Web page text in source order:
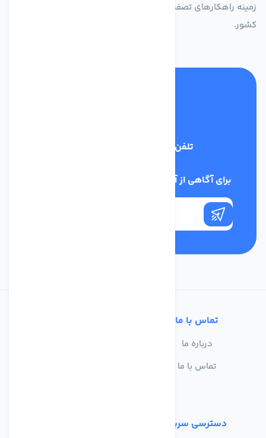
زمینه راهکارهای تصفیه آب و ایفای نقشی کلیدی در حفظ منابع آبی
کشور.
تلفن پشتیبانی
برای آگاهی از آخرین اخبار در خبرنامه ما عضو شوید
تماس با ما
درباره ما
تماس با ما
دسترسی سریع